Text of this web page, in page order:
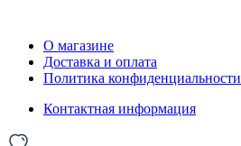
О магазине
Доставка и оплата
Политика конфиденциальности
Контактная информация